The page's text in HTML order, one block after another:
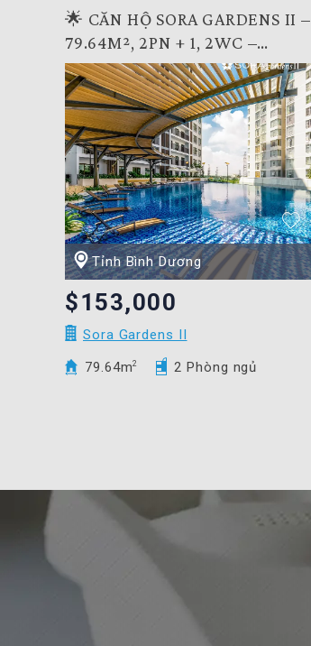
🌟 CĂN HỘ SORA GARDENS II –
79.64M², 2PN + 1, 2WC –
KHÔNG GIAN SỐNG HIỆN ĐẠI
🌟
Tỉnh Bình Dương
$153,000
Sora Gardens II
79.64m2 2 Phòng ngủ